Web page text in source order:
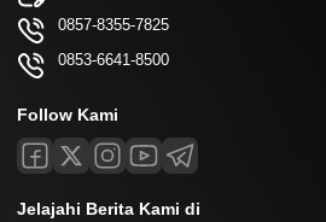
0857-8355-7825
0853-6641-8500
Follow Kami
Jelajahi Berita Kami di